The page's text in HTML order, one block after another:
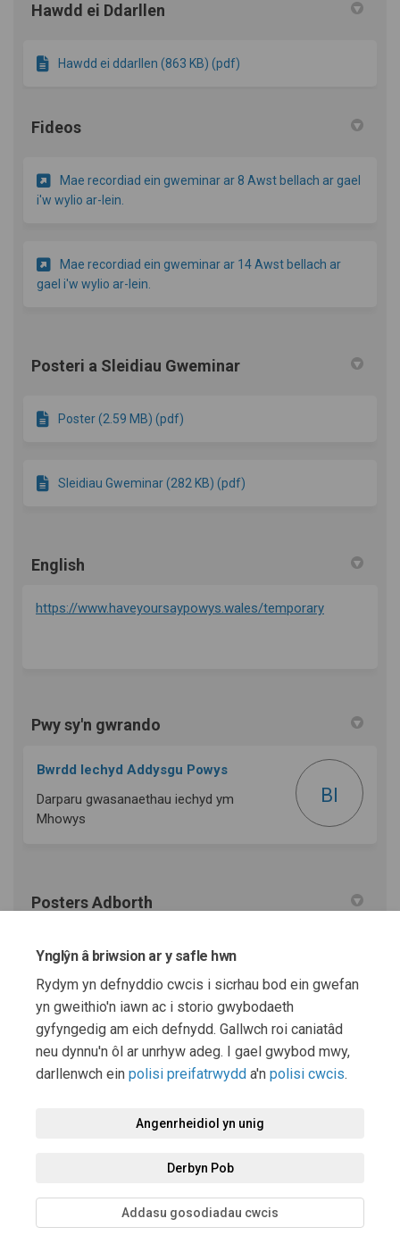
Ynglŷn â briwsion ar y safle hwn
Rydym yn defnyddio cwcis i sicrhau bod ein gwefan
yn gweithio'n iawn ac i storio gwybodaeth
gyfyngedig am eich defnydd. Gallwch roi caniatâd
neu dynnu'n ôl ar unrhyw adeg. I gael gwybod mwy,
darllenwch ein polisi preifatrwydd a'n polisi cwcis.
Angenrheidiol yn unig
Derbyn Pob
Addasu gosodiadau cwcis
Hawdd ei Ddarllen
Hawdd ei ddarllen (863 KB) (pdf)
Fideos
Mae recordiad ein gweminar ar 8 Awst bellach ar gael
i'w wylio ar-lein.
Mae recordiad ein gweminar ar 14 Awst bellach ar
gael i'w wylio ar-lein.
Posteri a Sleidiau Gweminar
Poster (2.59 MB) (pdf)
Sleidiau Gweminar (282 KB) (pdf)
English
https://www.haveyoursaypowys.wales/temporary
Pwy sy'n gwrando
Bwrdd Iechyd Addysgu Powys
Darparu gwasanaethau iechyd ym
Mhowys
BI
Posters Adborth
POSTER MIU_cy.png (1.38 MB) (png)
POSTER R2G_cy.png (1.35 MB) (png)